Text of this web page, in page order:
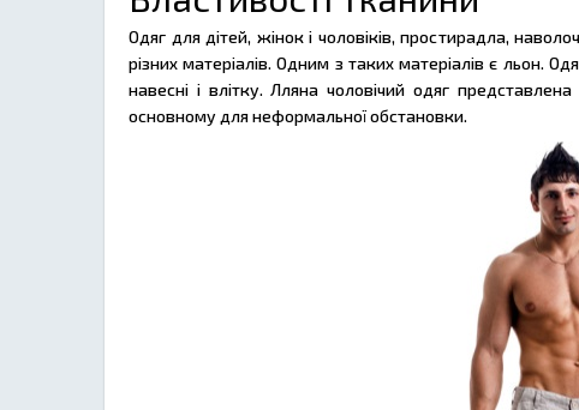
Одяг для дітей, жінок і чоловіків, простирадла,
різних матеріалів. Одним з таких матеріалів є льон.
навесні і влітку. Лляна чоловічий одяг
основному для неформальної обстановки.